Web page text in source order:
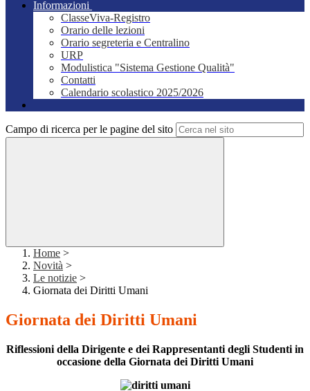
Informazioni
ClasseViva-Registro
Orario delle lezioni
Orario segreteria e Centralino
URP
Modulistica "Sistema Gestione Qualità"
Contatti
Calendario scolastico 2025/2026
Campo di ricerca per le pagine del sito
Home >
Novità >
Le notizie >
Giornata dei Diritti Umani
Giornata dei Diritti Umani
Riflessioni della Dirigente e dei Rappresentanti degli Studenti in
occasione della Giornata dei Diritti Umani